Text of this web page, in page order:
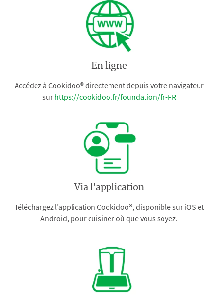
En ligne
Accédez à Cookidoo® directement depuis votre navigateur
sur https://cookidoo.fr/foundation/fr-FR
Via l'application
Téléchargez l’application Cookidoo®, disponible sur iOS et
Android, pour cuisiner où que vous soyez.